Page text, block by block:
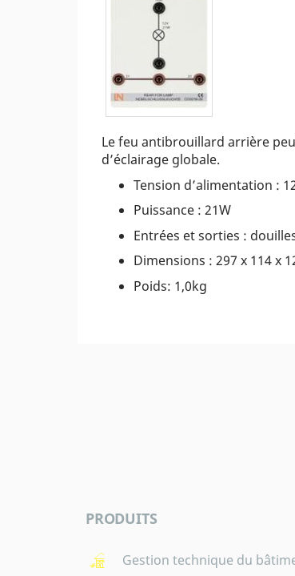
Le feu antibrouillard arrière
d’éclairage globale.
Tension d’alimentation :
Puissance : 21W
Entrées et sorties :
Dimensions : 297 x 114 x
Poids: 1,0kg
PRODUITS
Gestion technique du